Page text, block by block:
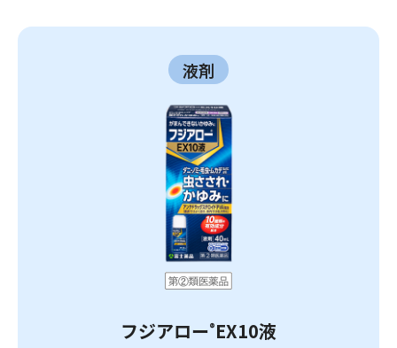
液剤
フジアロー®EX10液